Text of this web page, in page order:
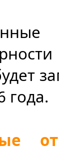
года.